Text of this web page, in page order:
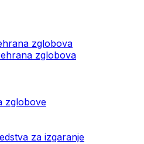
zglobova
zglobova
zglobove
za izgaranje